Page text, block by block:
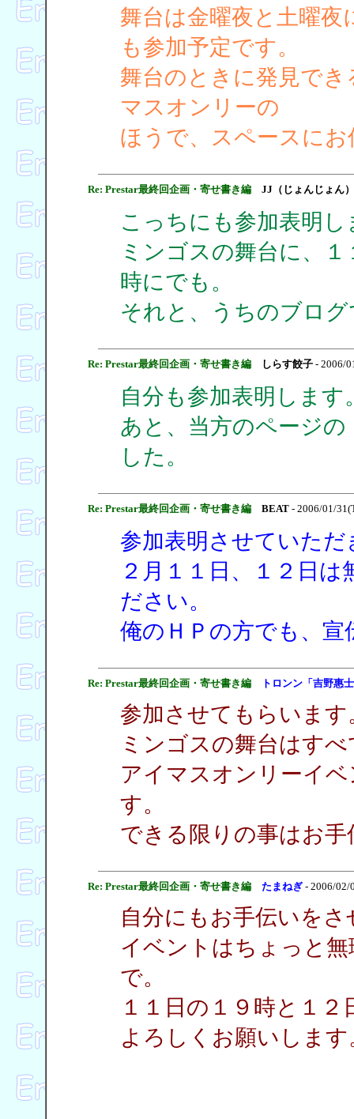
舞台は金曜夜と土曜
も参加予定です。
舞台のときに発見で
マスオンリーの
ほうで、スペースに
Re: Prestar最終回企画・寄せ書き編 JJ（じょんじょん）
こっちにも参加表明し
ミンゴスの舞台に、
時にでも。
それと、うちのブロ
Re: Prestar最終回企画・寄せ書き編 しらす餃子- 2006/
自分も参加表明します
あと、当方のページ
した。
Re: Prestar最終回企画・寄せ書き編 BEAT- 2006/01/
参加表明させていただ
２月１１日、１２日
ださい。
俺のＨＰの方でも、
Re: Prestar最終回企画・寄せ書き編 トロンン「吉野惠
参加させてもらいます
ミンゴスの舞台はす
アイマスオンリーイ
す。
できる限りの事はお
Re: Prestar最終回企画・寄せ書き編 たまねぎ- 2006/02/
自分にもお手伝いを
イベントはちょっと
で。
１１日の１９時と１
よろしくお願いします